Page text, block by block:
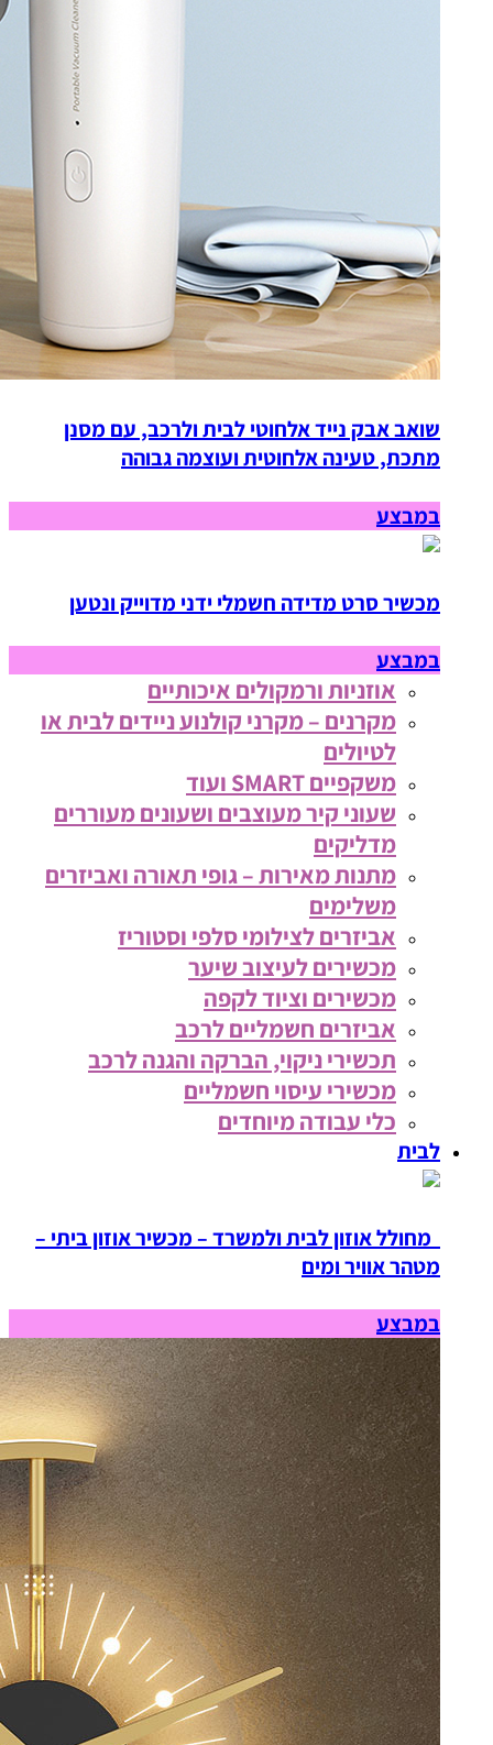
שואב אבק נייד אלחוטי לבית ולרכב, עם מסנן
מתכת, טעינה אלחוטית ועוצמה גבוהה
במבצע
מכשיר סרט מדידה חשמלי ידני מדוייק ונטען
במבצע
אוזניות ורמקולים איכותיים
מקרנים – מקרני קולנוע ניידים לבית או
לטיולים
משקפיים SMART ועוד
שעוני קיר מעוצבים ושעונים מעוררים
מדליקים
מתנות מאירות – גופי תאורה ואביזרים
משלימים
אביזרים לצילומי סלפי וסטוריז
מכשירים לעיצוב שיער
מכשירים וציוד לקפה
אביזרים חשמליים לרכב
תכשירי ניקוי, הברקה והגנה לרכב
מכשירי עיסוי חשמליים
כלי עבודה מיוחדים
לבית
מחולל אוזון לבית ולמשרד – מכשיר אוזון ביתי –
מטהר אוויר ומים
במבצע